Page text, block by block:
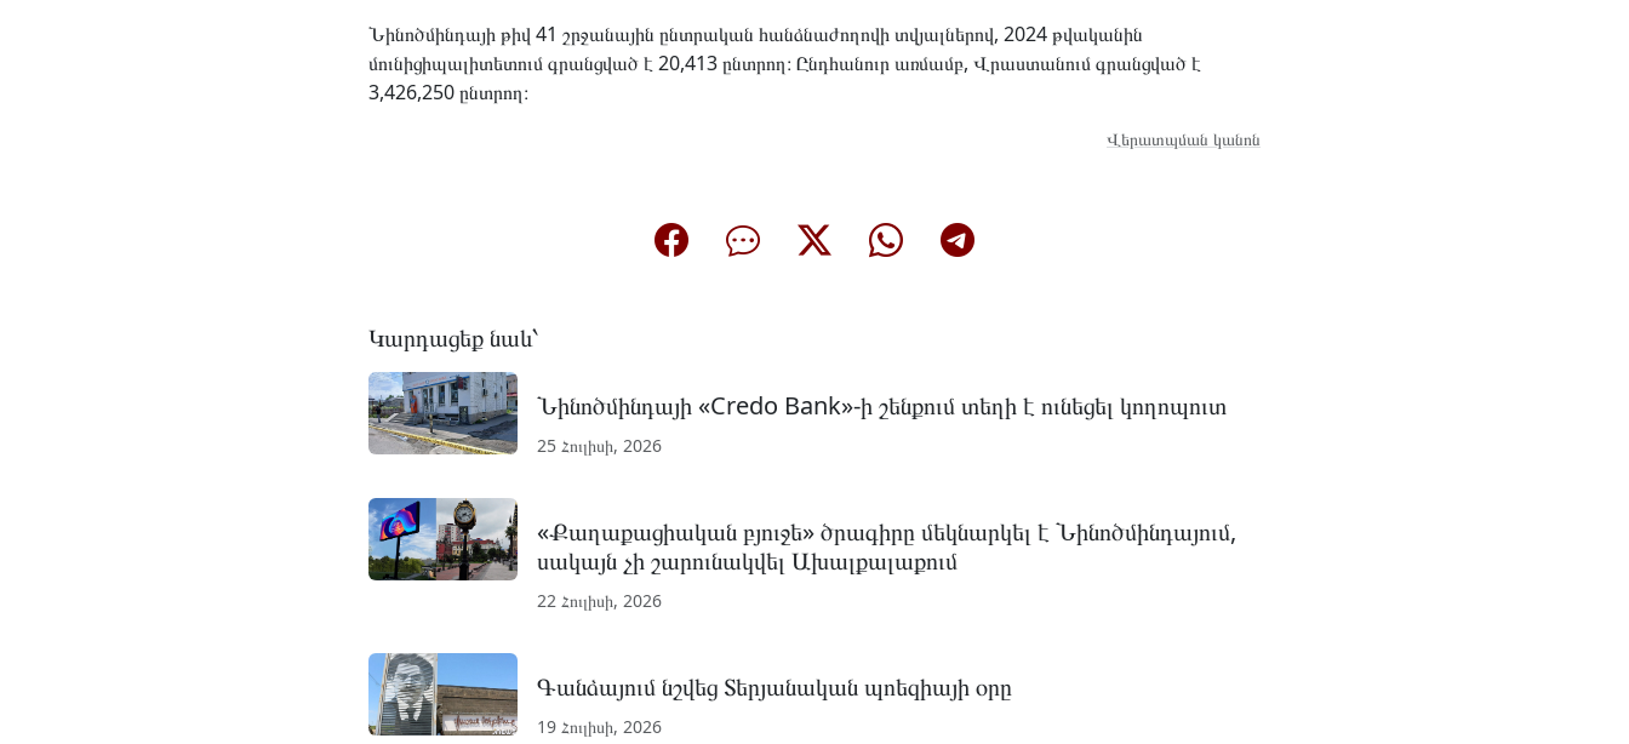
Նինոծմինդայի թիվ 41 շրջանային ընտրական հանձնաժողովի տվյալներով, 2024 թվականին
մունիցիպալիտետում գրանցված է 20,413 ընտրող։ Ընդհանուր առմամբ, Վրաստանում գրանցված է
3,426,250 ընտրող։
Վերատպման կանոն
Կարդացեք նաև՝
Նինոծմինդայի «Credo Bank»-ի շենքում տեղի է ունեցել կողոպուտ
25 Հուլիսի, 2026
«Քաղաքացիական բյուջե» ծրագիրը մեկնարկել է Նինոծմինդայում,
սակայն չի շարունակվել Ախալքալաքում
22 Հուլիսի, 2026
Գանձայում նշվեց Տերյանական պոեզիայի օրը
19 Հուլիսի, 2026